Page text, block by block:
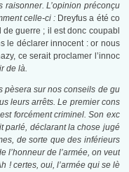
L’opinion préconçu
celle-ci : Dreyfus a été co
guerre ; il est donc coupabl
le déclarer innocent : or nous
ce serait proclamer l’innoc
de là.
pèsera sur nos conseils de gu
leurs arrêts. Le premier cons
forcément criminel. Son exc
parlé, déclarant la chose jugé
de sorte que des inférieurs
l’honneur de l’armée, on veut
! certes, oui, l’armée qui se lè